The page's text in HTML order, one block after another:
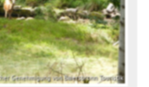
Genehmigung von Baiersbronn Touristik